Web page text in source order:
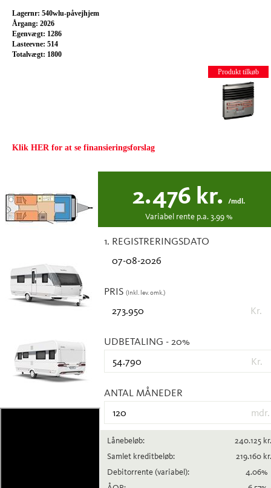
Lagernr: 540wlu-påvejhjem
Årgang: 2026
Egenvægt: 1286
Lasteevne: 514
Totalvægt: 1800
Produkt tilkøb
Klik HER for at se finansieringsforslag
2.476 kr. /mdl.
Variabel rente p.a.3.99%
1. REGISTRERINGSDATO
PRIS (Inkl. lev. omk.)
Kr.
UDBETALING - 20%
Kr.
ANTAL MÅNEDER
mdr.
Lånebeløb: 240.125 kr.
Samlet kreditbeløb:
219.160 kr.
Debitorrente(variabel): 4.06%